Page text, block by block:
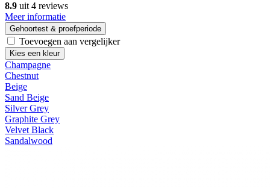
8.9 uit 4 reviews
Meer informatie
Gehoortest & proefperiode
Toevoegen aan vergelijker
Kies een kleur
Champagne
Chestnut
Beige
Sand Beige
Silver Grey
Graphite Grey
Velvet Black
Sandalwood